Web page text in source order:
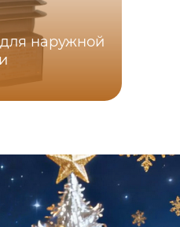
наружной